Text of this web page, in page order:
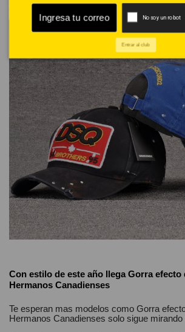
Estilos Informal
Genero
Con estilo de este año llegaGorra efecto
Hermanos Canadienses
Te esperan mas modelos como Gorra
Hermanos Canadienses solo sigue mirando
Entrar al club